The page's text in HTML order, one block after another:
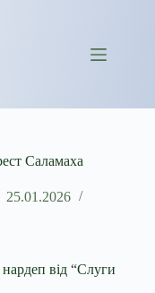
Саламаха
25.01.2026
від “Слуги